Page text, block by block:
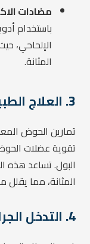
مضادات
باستخدام
الإلحاحي،
المثانة.
3. العلاج
تمارين الحوض
تقوية عضلات
البول. تساعد هذه
المثانة، مما
4. التدخل